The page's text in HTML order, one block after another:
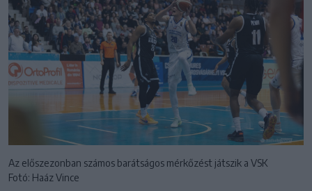
Az előszezonban számos barátságos mérkőzést játszik a VSK
Fotó: Haáz Vince